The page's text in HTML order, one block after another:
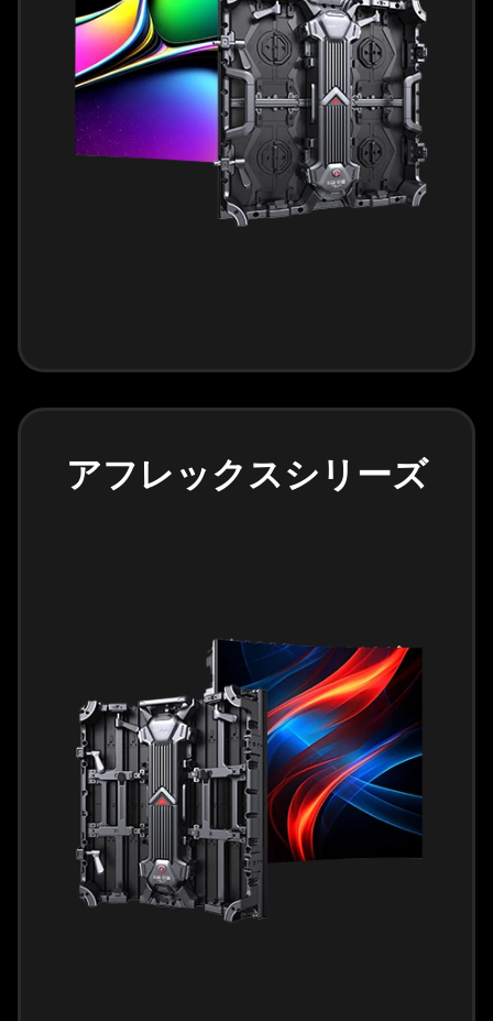
アフレックスシリーズ